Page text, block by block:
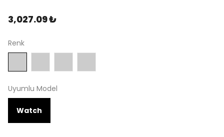
3,027.09 ₺
Renk
Uyumlu Model
Watch